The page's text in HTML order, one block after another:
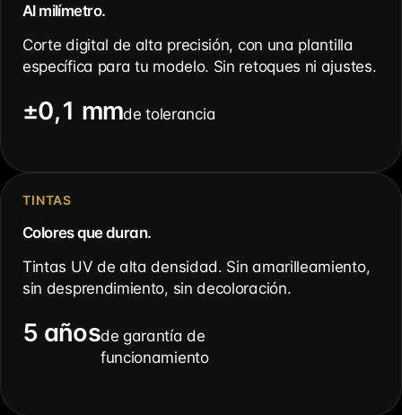
Al milímetro.
Corte digital de alta precisión, con una plantilla
específica para tu modelo. Sin retoques ni ajustes.
±0,1 mmde tolerancia
TINTAS
Colores que duran.
Tintas UV de alta densidad. Sin amarilleamiento,
sin desprendimiento, sin decoloración.
5 añosde garantía de
funcionamiento